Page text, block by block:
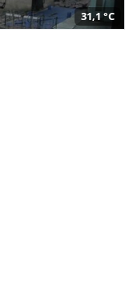
31,1 °C